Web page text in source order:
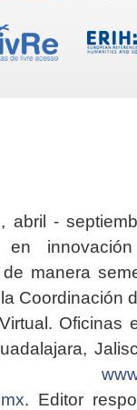
abril -
en
manera
Coordinación
Oficinas
. Editor